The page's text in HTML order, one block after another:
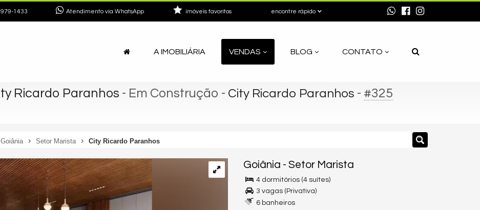
1433 Atendimento via WhatsApp encontre rápido
imóveis favoritos
A IMOBILIÁRIA VENDAS BLOG CONTATO
Ricardo Paranhos - Em Construção - City Ricardo Paranhos - #325
Goiânia Setor Marista City Ricardo Paranhos
Goiânia - Setor Marista
4 dormitórios (4 suítes)
3 vagas (Privativa)
6 banheiros